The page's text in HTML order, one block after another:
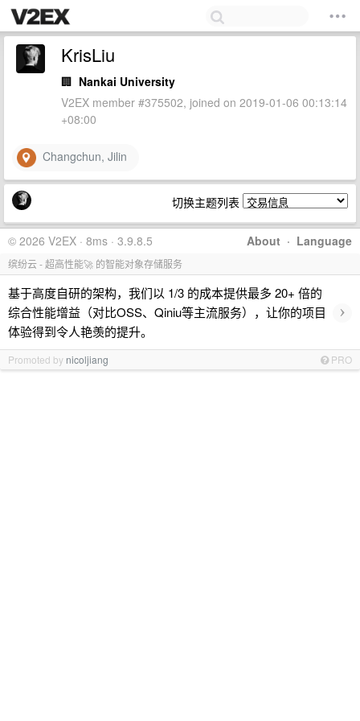
KrisLiu
🏢 Nankai University
V2EX member #375502, joined on 2019-01-06 00:13:14
+08:00
Changchun, Jilin
切换主题列表
About · Language
© 2026 V2EX · 8ms · 3.9.8.5
缤纷云 - 超高性能🚀 的智能对象存储服务
基于高度自研的架构，我们以 1/3 的成本提供最多 20+ 倍的
综合性能增益（对比OSS、Qiniu等主流服务），让你的项目
体验得到令人艳羡的提升。
›
Promoted by nicoljiang PRO